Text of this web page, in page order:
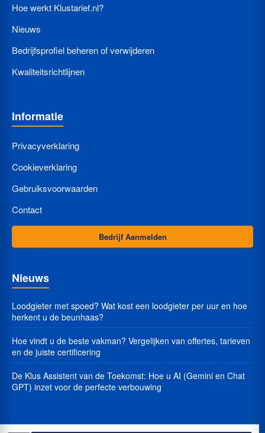
Hoe werkt Klustarief.nl?
Nieuws
Bedrijfsprofiel beheren of verwijderen
Kwaliteitsrichtlijnen
Informatie
Privacyverklaring
Cookieverklaring
Gebruiksvoorwaarden
Contact
Bedrijf Aanmelden
Nieuws
Loodgieter met spoed? Wat kost een loodgieter per uur en hoe
herkent u de beunhaas?
Hoe vindt u de beste vakman? Vergelijken van offertes, tarieven
en de juiste certificering
De Klus Assistent van de Toekomst: Hoe u AI (Gemini en Chat
GPT) inzet voor de perfecte verbouwing